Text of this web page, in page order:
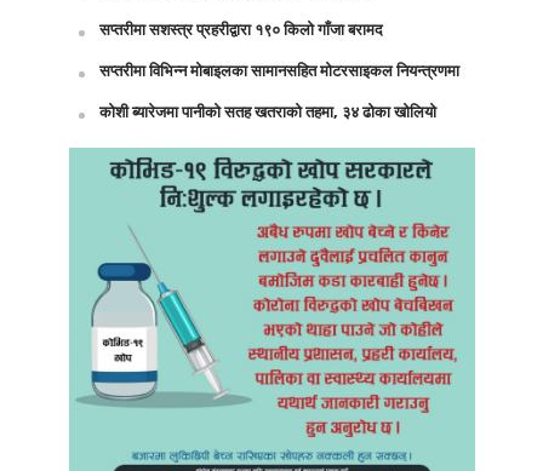
सप्तरीमा सशस्त्र प्रहरीद्वारा १९० किलो गाँजा बरामद
सप्तरीमा विभिन्न मोबाइलका सामानसहित मोटरसाइकल नियन्त्रणमा
कोशी ब्यारेजमा पानीको सतह खतराको तहमा, ३४ ढोका खोलियो